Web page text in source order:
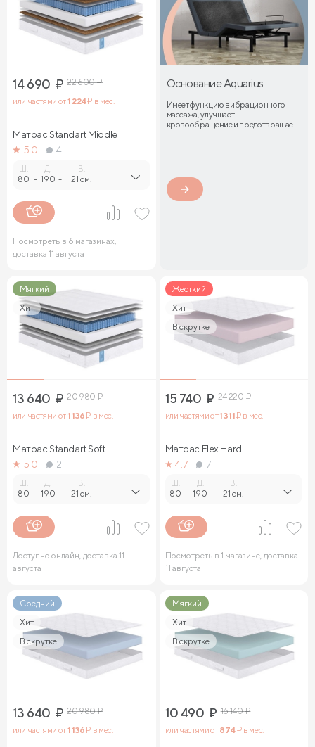
14 690 ₽ 22 600₽
или частями от1 224₽ в мес.
Матрас Standart Middle
5.0
4
80 -
Д.
190 -
В.
21 см.
Посмотреть в 6 магазинах,
доставка 11 августа
Основание Aquarius
Имеет функцию вибрационного
массажа, улучшает
кровообращение и предотвращает
Мягкий
Хит
13 640 ₽ 20 980₽
или частями от1 136₽ в мес.
Матрас Standart Soft
5.0
2
80 -
Д.
190 -
В.
21 см.
Доступно онлайн, доставка 11
августа
Жесткий
Хит
В скрутке
15 740 ₽ 24 220₽
или частями от1 311₽ в мес.
Матрас Flex Hard
4.7
7
80 -
Д.
190 -
В.
21 см.
Посмотреть в 1 магазине, доставка
11 августа
Средний
Хит
В скрутке
13 640 ₽ 20 980₽
или частями от1 136₽ в мес.
Мягкий
Хит
В скрутке
10 490 ₽ 16 140₽
или частями от874₽ в мес.